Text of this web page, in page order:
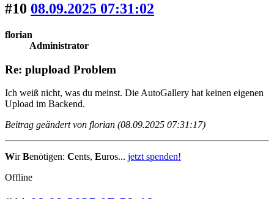
#10 08.09.2025 07:31:02
florian
Administrator
Re: plupload Problem
Ich weiß nicht, was du meinst. Die AutoGallery hat keinen eigenen
Upload im Backend.
Beitrag geändert von florian (08.09.2025 07:31:17)
WirBenötigen: Cents, Euros... jetzt spenden!
Offline